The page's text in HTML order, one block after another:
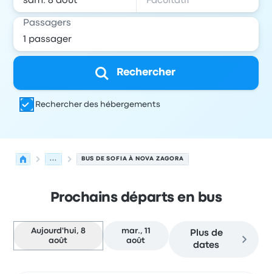
Passagers
Rechercher
Rechercher des hébergements
... BUS DE SOFIA À NOVA ZAGORA
Prochains départs en bus
Aujourd'hui, 8
août
mar., 11
août
Plus de
dates